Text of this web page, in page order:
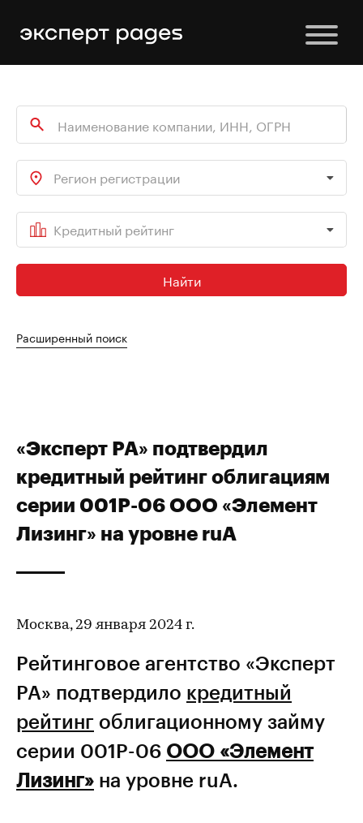
Регион регистрации
Кредитный рейтинг
Найти
Расширенный поиск
«Эксперт РА» подтвердил
кредитный рейтинг облигациям
серии 001Р-06 ООО «Элемент
Лизинг» на уровне ruA
Москва, 29 января 2024 г.
Рейтинговое агентство «Эксперт
РА» подтвердило кредитный
рейтинг облигационному займу
серии 001Р-06 ООО «Элемент
Лизинг» на уровне ruA.